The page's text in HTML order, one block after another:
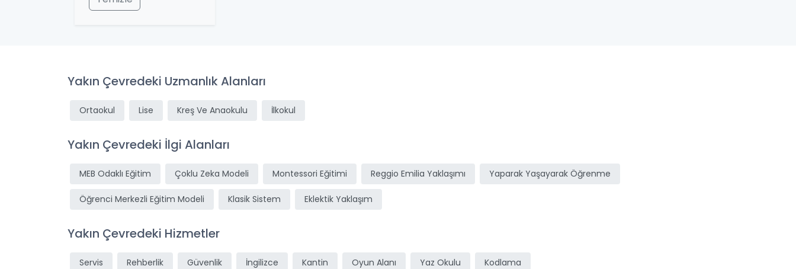
Yakın Çevredeki Uzmanlık Alanları
Ortaokul Lise Kreş Ve Anaokulu İlkokul
Yakın Çevredeki İlgi Alanları
MEB Odaklı Eğitim Çoklu Zeka Modeli Montessori Eğitimi Reggio Emilia Yaklaşımı Yaparak Yaşayarak Öğrenme
Öğrenci Merkezli Eğitim Modeli Klasik Sistem Eklektik Yaklaşım
Yakın Çevredeki Hizmetler
Servis Rehberlik Güvenlik İngilizce Kantin Oyun Alanı Yaz Okulu Kodlama